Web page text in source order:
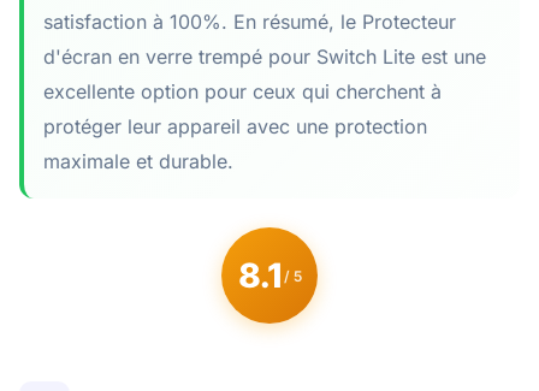
satisfaction à 100%. En résumé, le Protecteur
d'écran en verre trempé pour Switch Lite est une
excellente option pour ceux qui cherchent à
protéger leur appareil avec une protection
maximale et durable.
8.1 / 5